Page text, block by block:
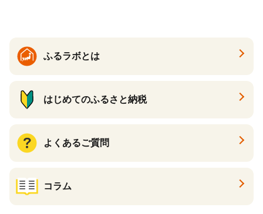
ふるラボとは
はじめてのふるさと納税
よくあるご質問
コラム